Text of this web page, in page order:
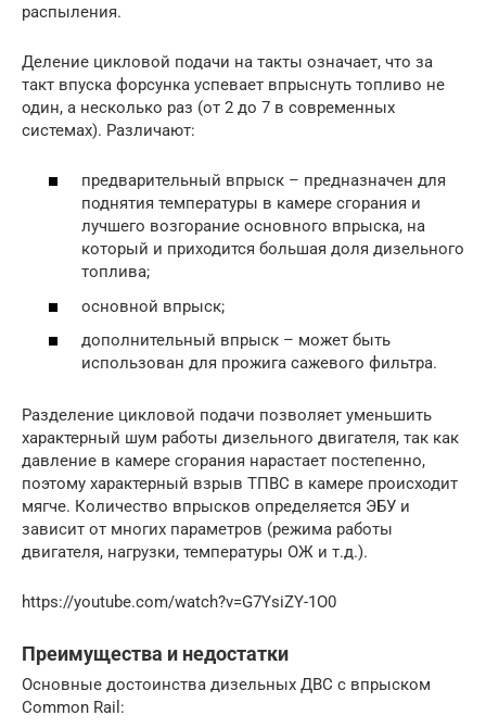
распыления.
Деление цикловой подачи на такты означает, что за
такт впуска форсунка успевает впрыснуть топливо не
один, а несколько раз (от 2 до 7 в современных
системах). Различают:
предварительный впрыск – предназначен для
поднятия температуры в камере сгорания и
лучшего возгорание основного впрыска, на
который и приходится большая доля дизельного
топлива;
основной впрыск;
дополнительный впрыск – может быть
использован для прожига сажевого фильтра.
Разделение цикловой подачи позволяет уменьшить
характерный шум работы дизельного двигателя, так как
давление в камере сгорания нарастает постепенно,
поэтому характерный взрыв ТПВС в камере происходит
мягче. Количество впрысков определяется ЭБУ и
зависит от многих параметров (режима работы
двигателя, нагрузки, температуры ОЖ и т.д.).
https://youtube.com/watch?v=G7YsiZY-1O0
Преимущества и недостатки
Основные достоинства дизельных ДВС с впрыском
Сommon Rail: